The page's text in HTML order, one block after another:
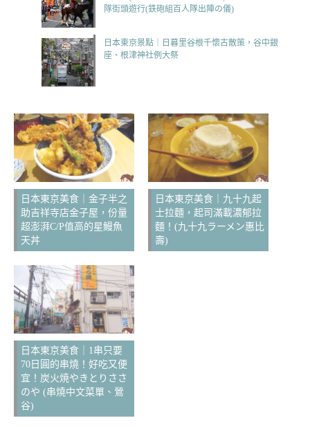
隊街頭遊行(鉄砲組百人隊出陣の儀)
日本東京景點｜日暮里谷根千懷古散策，谷中銀
座、根津神社例大祭
日本東京美食｜金子半之
助吉祥寺店金子屋，份量
超澎湃C/P值高的星鰻魚
天丼
日本東京美食｜九十九起
士拉麵，起司滿載濃郁拉
麵！(九十九ラーメン惠比
壽)
日本東京美食｜1串只要
70日圓的串燒！好吃又便
宜！炭火焼やきとりささ
のや (串燒中文菜單、鶯
谷)